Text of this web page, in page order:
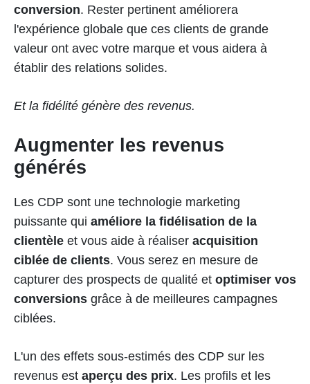
conversion. Rester pertinent améliorera
l'expérience globale que ces clients de grande
valeur ont avec votre marque et vous aidera à
établir des relations solides.
Et la fidélité génère des revenus.
Augmenter les revenus
générés
Les CDP sont une technologie marketing
puissante qui améliore la fidélisation de la
clientèle et vous aide à réaliser acquisition
ciblée de clients. Vous serez en mesure de
capturer des prospects de qualité et optimiser vos
conversions grâce à de meilleures campagnes
ciblées.
L'un des effets sous-estimés des CDP sur les
revenus est aperçu des prix. Les profils et les